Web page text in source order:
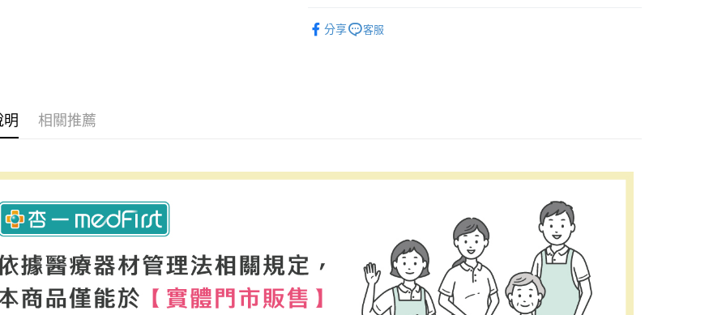
市】分享 客服
明 相關推薦